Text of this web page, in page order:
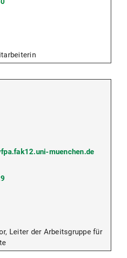
muenchen.de
Leiter der Arbeitsgruppe für